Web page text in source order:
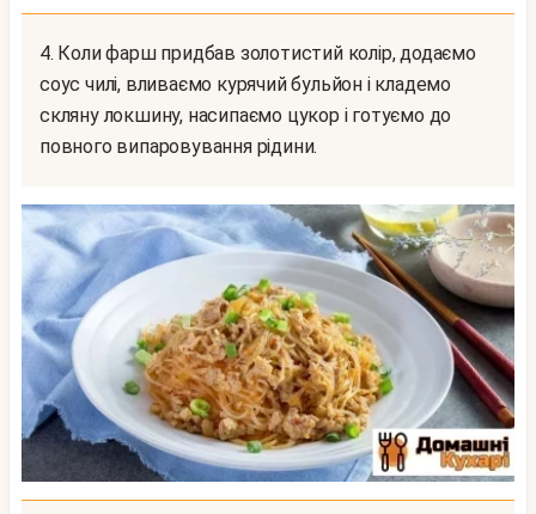
4. Коли фарш придбав золотистий колір, додаємо
соус чилі, вливаємо курячий бульйон і кладемо
скляну локшину, насипаємо цукор і готуємо до
повного випаровування рідини.